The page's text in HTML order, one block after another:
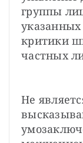
группы
критики
частных
Не